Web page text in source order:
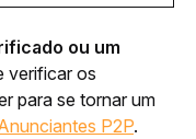
ou um
verificar os
para se tornar um
P2P.